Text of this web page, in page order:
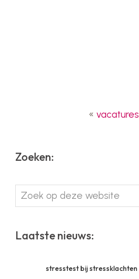
« vacatures
Zoeken:
Zoek
op
website
Laatste nieuws:
stresstest bij stressklachten